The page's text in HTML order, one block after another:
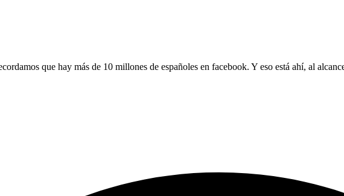
que hay más de 10 millones de españoles en facebook. Y eso está ahí, al